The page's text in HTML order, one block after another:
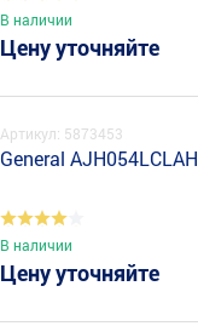
В наличии
Цену уточняйте
Артикул: 5873453
General AJH054LCLAH
В наличии
Цену уточняйте